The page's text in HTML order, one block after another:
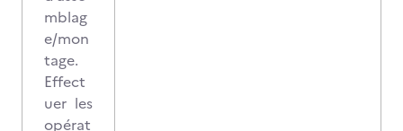
mblag
e/mon
tage.
Effect
uer les
opérat